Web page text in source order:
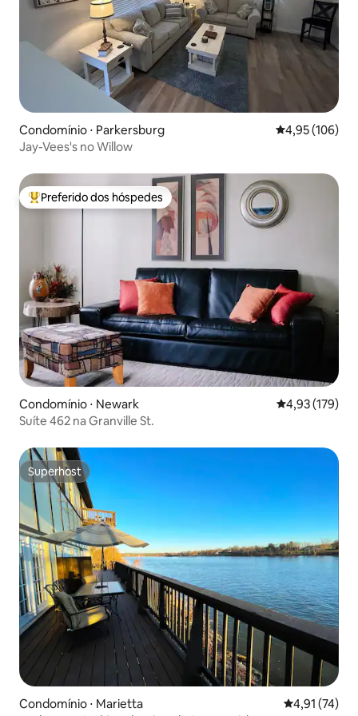
Condomínio ⋅ Parkersburg 4,95 de uma
4,95 (106)
Jay-Vees's no Willow
Entre os melhores preferidos dos hóspedes
Preferido dos hóspedes
Condomínio ⋅ Newark 4,93 de uma
4,93 (179)
Suíte 462 na Granville St.
Superhost
Superhost
Condomínio ⋅ Marietta 4,91 de uma
4,91 (74)